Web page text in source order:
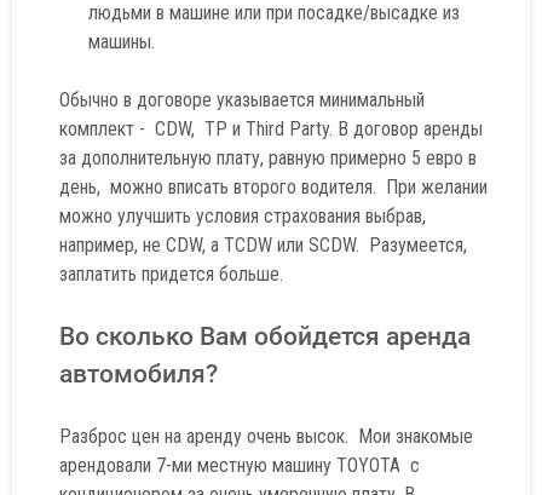
людьми в машине или при посадке/высадке из
машины.
Обычно в договоре указывается минимальный
комплект - CDW, TP и Third Party. В договор аренды
за дополнительную плату, равную примерно 5 евро в
день, можно вписать второго водителя. При желании
можно улучшить условия страхования выбрав,
например, не СDW, а TCDW или SCDW. Разумеется,
заплатить придется больше.
Во сколько Вам обойдется аренда
автомобиля?
Разброс цен на аренду очень высок. Мои знакомые
арендовали 7-ми местную машину TOYOTA с